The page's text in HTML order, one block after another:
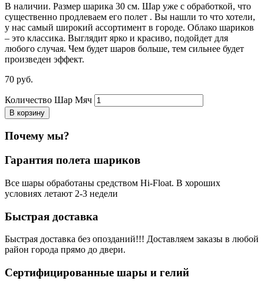
В наличии. Размер шарика 30 см. Шар уже с обработкой, что
существенно продлеваем его полет . Вы нашли то что хотели,
у нас самый широкий ассортимент в городе. Облако шариков
– это классика. Выглядит ярко и красиво, подойдет для
любого случая. Чем будет шаров больше, тем сильнее будет
произведен эффект.
70 руб.
Количество Шар Мяч
В корзину
Почему мы?
Гарантия полета шариков
Все шары обработаны средством Hi-Float. В хороших
условиях летают 2-3 недели
Быстрая доставка
Быстрая доставка без опозданий!!! Доставляем заказы в любой
район города прямо до двери.
Сертифицированные шары и гелий